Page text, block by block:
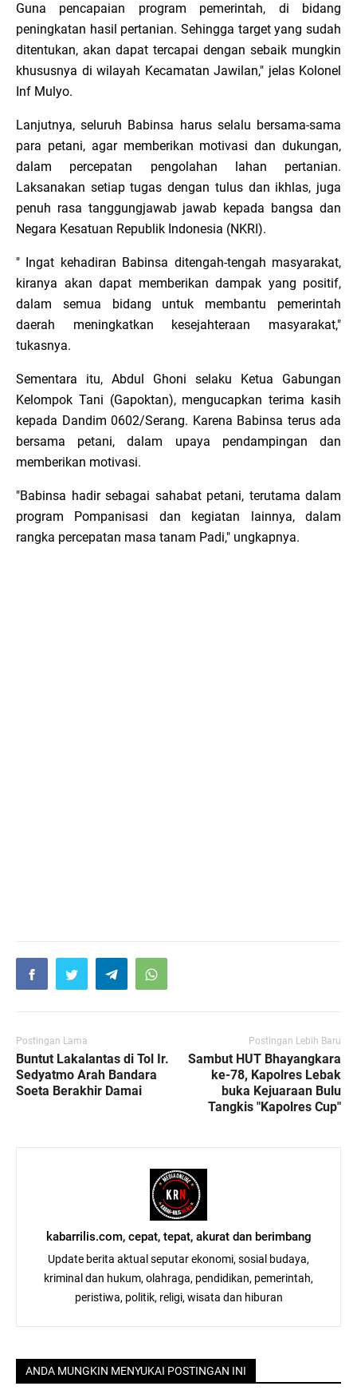
Guna pencapaian program pemerintah, di bidang
peningkatan hasil pertanian. Sehingga target yang sudah
ditentukan, akan dapat tercapai dengan sebaik mungkin
khususnya di wilayah Kecamatan Jawilan," jelas Kolonel
Inf Mulyo.
Lanjutnya, seluruh Babinsa harus selalu bersama-sama
para petani, agar memberikan motivasi dan dukungan,
dalam percepatan pengolahan lahan pertanian.
Laksanakan setiap tugas dengan tulus dan ikhlas, juga
penuh rasa tanggungjawab jawab kepada bangsa dan
Negara Kesatuan Republik Indonesia (NKRI).
" Ingat kehadiran Babinsa ditengah-tengah masyarakat,
kiranya akan dapat memberikan dampak yang positif,
dalam semua bidang untuk membantu pemerintah
daerah meningkatkan kesejahteraan masyarakat,"
tukasnya.
Sementara itu, Abdul Ghoni selaku Ketua Gabungan
Kelompok Tani (Gapoktan), mengucapkan terima kasih
kepada Dandim 0602/Serang. Karena Babinsa terus ada
bersama petani, dalam upaya pendampingan dan
memberikan motivasi.
"Babinsa hadir sebagai sahabat petani, terutama dalam
program Pompanisasi dan kegiatan lainnya, dalam
rangka percepatan masa tanam Padi," ungkapnya.
Postingan Lama
Buntut Lakalantas di Tol Ir.
Sedyatmo Arah Bandara
Soeta Berakhir Damai
Postingan Lebih Baru
Sambut HUT Bhayangkara
ke-78, Kapolres Lebak
buka Kejuaraan Bulu
Tangkis "Kapolres Cup"
kabarrilis.com, cepat, tepat, akurat dan berimbang
Update berita aktual seputar ekonomi, sosial budaya,
kriminal dan hukum, olahraga, pendidikan, pemerintah,
peristiwa, politik, religi, wisata dan hiburan
ANDA MUNGKIN MENYUKAI POSTINGAN INI